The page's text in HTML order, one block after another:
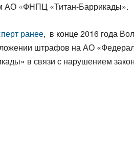
АО «ФНПЦ «Титан-Баррикады».
ранее, в конце 2016 года
штрафов на АО
в связи с нарушением